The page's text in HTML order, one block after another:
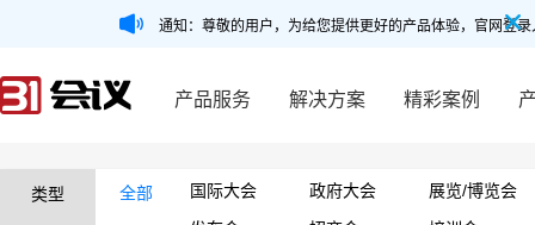
通知：尊敬的用户，为给您提供更好的产品体验，官网登
产品服务 解决方案 精彩案例
类型 全部 国际大会 政府大会
展览/博览会